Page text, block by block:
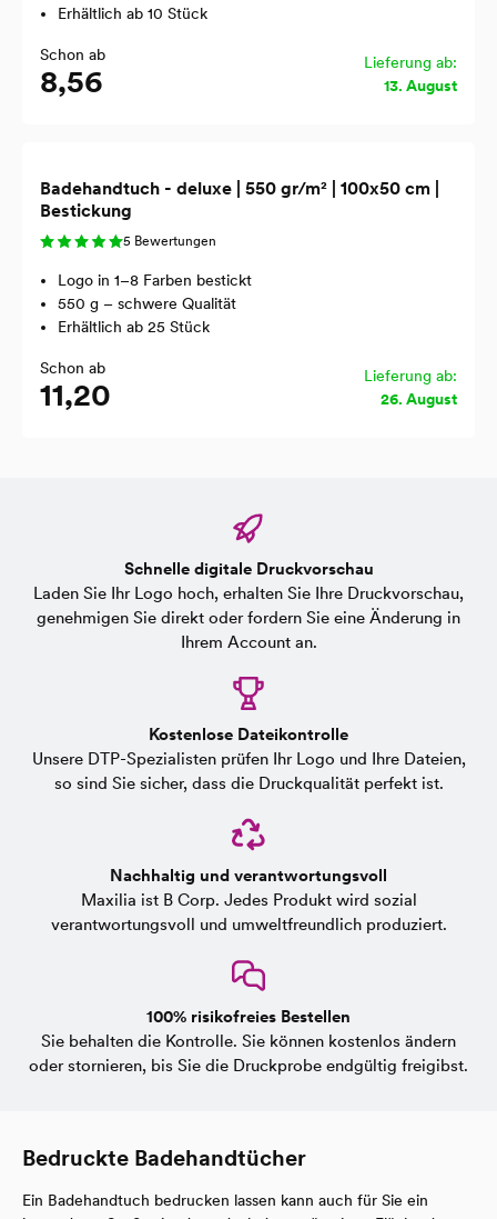
Erhältlich ab 10 Stück
Schon ab
8,56
Lieferung ab:
13. August
Badehandtuch - deluxe | 550 gr/m² | 100x50 cm |
Bestickung
5 Bewertungen
Logo in 1–8 Farben bestickt
550 g – schwere Qualität
Erhältlich ab 25 Stück
Schon ab
11,20
Lieferung ab:
26. August
Schnelle digitale Druckvorschau
Laden Sie Ihr Logo hoch, erhalten Sie Ihre Druckvorschau,
genehmigen Sie direkt oder fordern Sie eine Änderung in
Ihrem Account an.
Kostenlose Dateikontrolle
Unsere DTP-Spezialisten prüfen Ihr Logo und Ihre Dateien,
so sind Sie sicher, dass die Druckqualität perfekt ist.
Nachhaltig und verantwortungsvoll
Maxilia ist B Corp. Jedes Produkt wird sozial
verantwortungsvoll und umweltfreundlich produziert.
100% risikofreies Bestellen
Sie behalten die Kontrolle. Sie können kostenlos ändern
oder stornieren, bis Sie die Druckprobe endgültig freigibst.
Bedruckte Badehandtücher
Ein Badehandtuch bedrucken lassen kann auch für Sie ein